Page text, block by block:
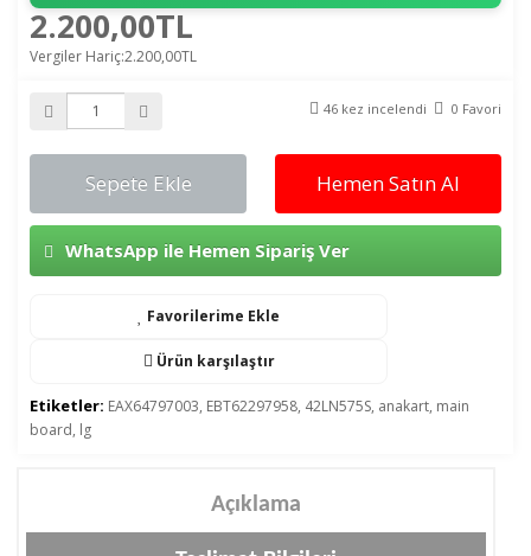
2.200,00TL
Vergiler Hariç:2.200,00TL
46 kez incelendi 0 Favori
Sepete Ekle Hemen Satın Al
WhatsApp ile Hemen Sipariş Ver
Favorilerime Ekle
Ürün karşılaştır
Etiketler: EAX64797003, EBT62297958, 42LN575S, anakart, main
board, lg
Açıklama